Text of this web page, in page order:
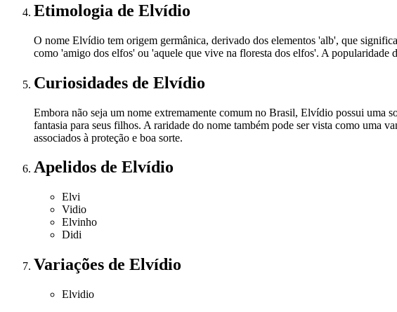
Etimologia de Elvídio
O nome Elvídio tem origem germânica, derivado dos elementos 'alb', que
como 'amigo dos elfos' ou 'aquele que vive na floresta dos elfos'. A
Curiosidades de Elvídio
Embora não seja um nome extremamente comum no Brasil, Elvídio possui uma
fantasia para seus filhos. A raridade do nome também pode ser vista como uma
associados à proteção e boa sorte.
Apelidos de Elvídio
Elvi
Vidio
Elvinho
Didi
Variações de Elvídio
Elvidio